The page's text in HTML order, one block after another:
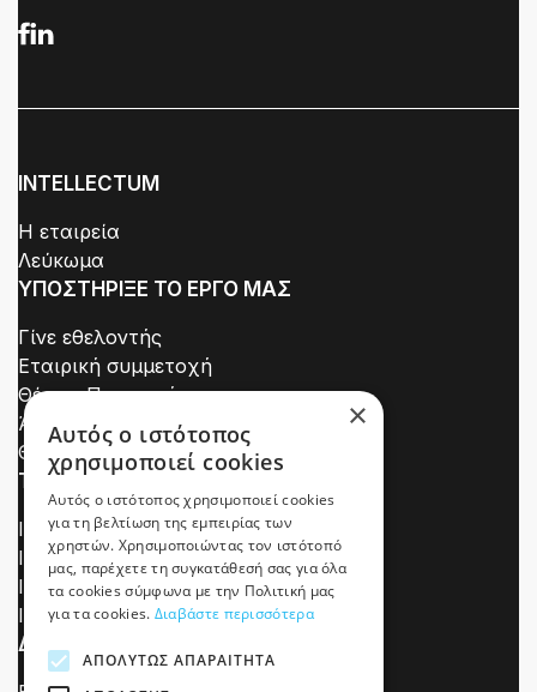
INTELLECTUM
Η εταιρεία
Λεύκωμα
ΥΠΟΣΤΗΡΙΞΕ ΤΟ ΕΡΓΟ ΜΑΣ
Γίνε εθελοντής
Εταιρική συμμετοχή
Θέσεις Πρακτικής
Άσκησης / Εθελοντών
Θέσεις Εργασίας
ΤΕΛΕΥΤΑΙΑ ΤΕΥΧΗ
Intellectum 18
Intellectum 16
Intellectum 15
Intellectum 14
ΔΡΑΣΕΙΣ
×
Αυτός ο ιστότοπος
χρησιμοποιεί cookies
Αυτός ο ιστότοπος χρησιμοποιεί cookies
για τη βελτίωση της εμπειρίας των
χρηστών. Χρησιμοποιώντας τον ιστότοπό
μας, παρέχετε τη συγκατάθεσή σας για όλα
τα cookies σύμφωνα με την Πολιτική μας
για τα cookies. Διαβάστε περισσότερα
ΑΠΟΛΎΤΩΣ ΑΠΑΡΑΊΤΗΤΑ